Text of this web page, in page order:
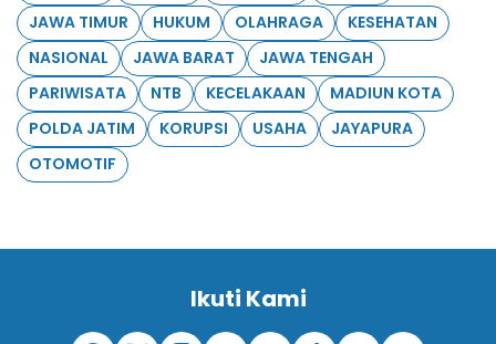
JAWA TIMUR
HUKUM OLAHRAGA
KESEHATAN
NASIONAL
JAWA BARAT
JAWA TENGAH
PARIWISATA
NTB KECELAKAAN
MADIUN KOTA
POLDA JATIM
KORUPSI USAHA
JAYAPURA
OTOMOTIF
Ikuti Kami